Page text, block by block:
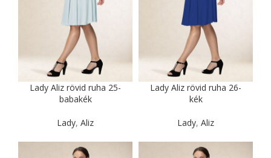
Lady Aliz rövid ruha 25-
babakék
Lady, Aliz
Lady Aliz rövid ruha 26-
kék
Lady, Aliz